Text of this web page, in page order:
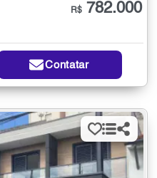
R$ 782.000
Contatar